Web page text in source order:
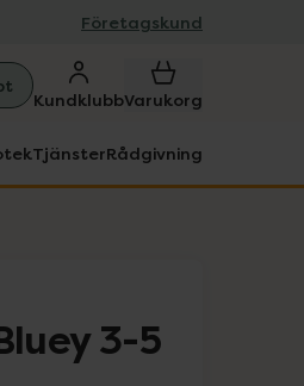
Företagskund
KundklubbVarukorg
TjänsterRådgivning
3-5